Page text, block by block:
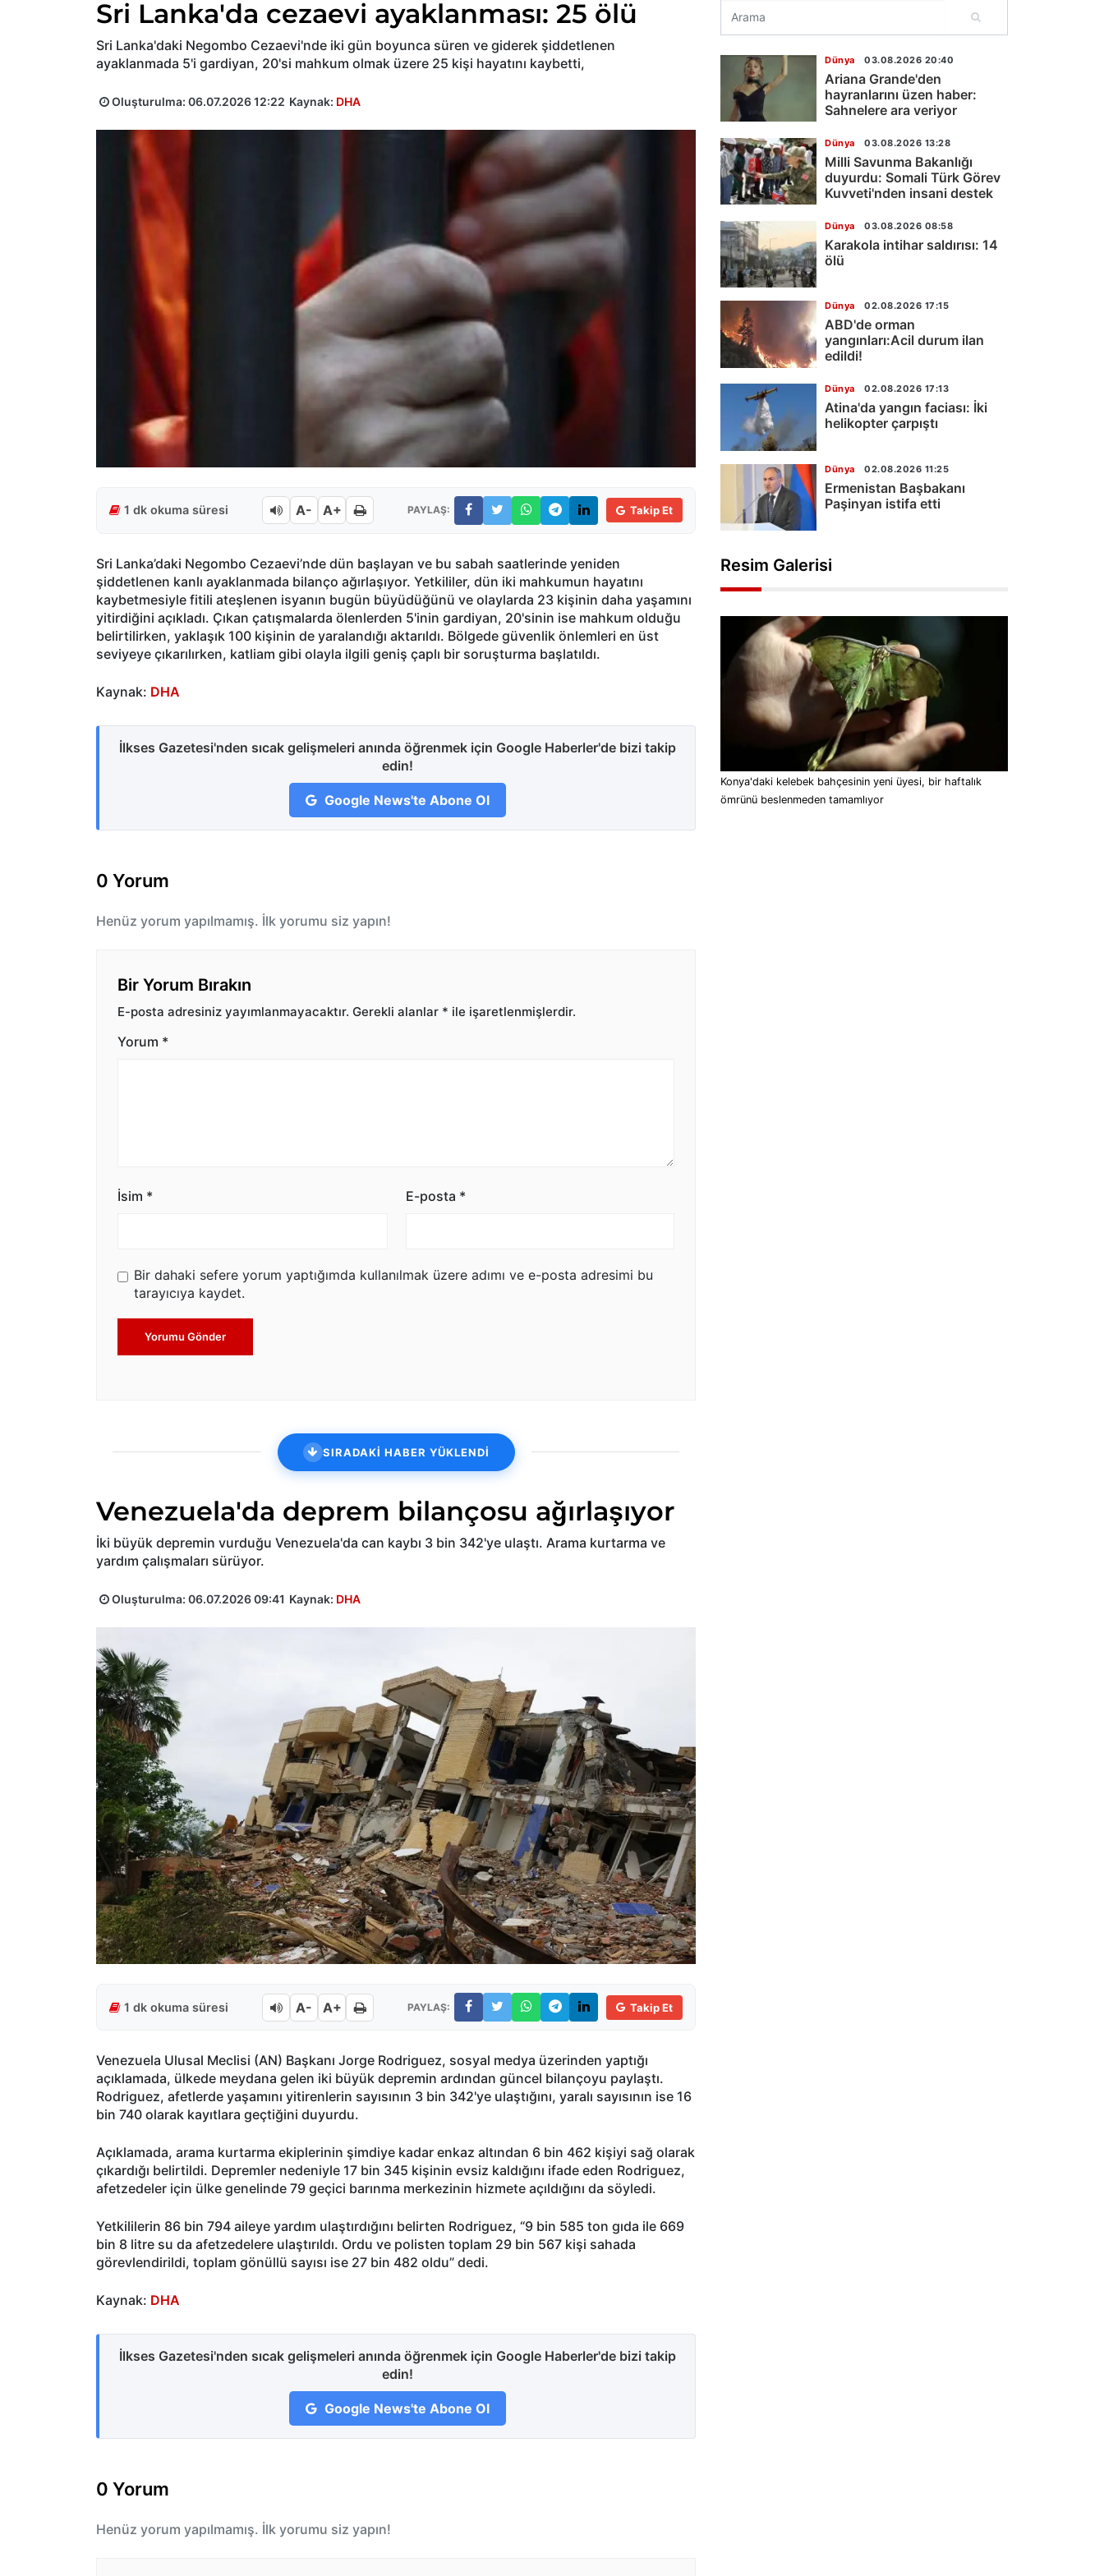
Sri Lanka'da cezaevi ayaklanması: 25 ölü
Sri Lanka'daki Negombo Cezaevi'nde iki gün boyunca süren ve giderek şiddetlenen
ayaklanmada 5'i gardiyan, 20'si mahkum olmak üzere 25 kişi hayatını kaybetti,
Oluşturulma: 06.07.2026 12:22 Kaynak: DHA
1 dk okuma süresi A- A+ PAYLAŞ: Takip Et
Sri Lanka’daki Negombo Cezaevi’nde dün başlayan ve bu sabah saatlerinde yeniden
şiddetlenen kanlı ayaklanmada bilanço ağırlaşıyor. Yetkililer, dün iki mahkumun hayatını
kaybetmesiyle fitili ateşlenen isyanın bugün büyüdüğünü ve olaylarda 23 kişinin daha yaşamını
yitirdiğini açıkladı. Çıkan çatışmalarda ölenlerden 5'inin gardiyan, 20'sinin ise mahkum olduğu
belirtilirken, yaklaşık 100 kişinin de yaralandığı aktarıldı. Bölgede güvenlik önlemleri en üst
seviyeye çıkarılırken, katliam gibi olayla ilgili geniş çaplı bir soruşturma başlatıldı.
Kaynak: DHA
İlkses Gazetesi'nden sıcak gelişmeleri anında öğrenmek için Google Haberler'de bizi takip
edin!
Google News'te Abone Ol
0 Yorum
Henüz yorum yapılmamış. İlk yorumu siz yapın!
Bir Yorum Bırakın
E-posta adresiniz yayımlanmayacaktır. Gerekli alanlar * ile işaretlenmişlerdir.
Yorum *
İsim * E-posta *
Bir dahaki sefere yorum yaptığımda kullanılmak üzere adımı ve e-posta adresimi bu
tarayıcıya kaydet.
Yorumu Gönder
SIRADAKİ HABER YÜKLENDİ
Venezuela'da deprem bilançosu ağırlaşıyor
İki büyük depremin vurduğu Venezuela'da can kaybı 3 bin 342'ye ulaştı. Arama kurtarma ve
yardım çalışmaları sürüyor.
Oluşturulma: 06.07.2026 09:41 Kaynak: DHA
1 dk okuma süresi A- A+ PAYLAŞ: Takip Et
Venezuela Ulusal Meclisi (AN) Başkanı Jorge Rodriguez, sosyal medya üzerinden yaptığı
açıklamada, ülkede meydana gelen iki büyük depremin ardından güncel bilançoyu paylaştı.
Rodriguez, afetlerde yaşamını yitirenlerin sayısının 3 bin 342'ye ulaştığını, yaralı sayısının ise 16
bin 740 olarak kayıtlara geçtiğini duyurdu.
Açıklamada, arama kurtarma ekiplerinin şimdiye kadar enkaz altından 6 bin 462 kişiyi sağ olarak
çıkardığı belirtildi. Depremler nedeniyle 17 bin 345 kişinin evsiz kaldığını ifade eden Rodriguez,
afetzedeler için ülke genelinde 79 geçici barınma merkezinin hizmete açıldığını da söyledi.
Yetkililerin 86 bin 794 aileye yardım ulaştırdığını belirten Rodriguez, “9 bin 585 ton gıda ile 669
bin 8 litre su da afetzedelere ulaştırıldı. Ordu ve polisten toplam 29 bin 567 kişi sahada
görevlendirildi, toplam gönüllü sayısı ise 27 bin 482 oldu” dedi.
Kaynak: DHA
İlkses Gazetesi'nden sıcak gelişmeleri anında öğrenmek için Google Haberler'de bizi takip
edin!
Google News'te Abone Ol
0 Yorum
Henüz yorum yapılmamış. İlk yorumu siz yapın!
Dünya 03.08.2026 20:40
Ariana Grande'den
hayranlarını üzen haber:
Sahnelere ara veriyor
Dünya 03.08.2026 13:28
Milli Savunma Bakanlığı
duyurdu: Somali Türk Görev
Kuvveti'nden insani destek
Dünya 03.08.2026 08:58
Karakola intihar saldırısı: 14
ölü
Dünya 02.08.2026 17:15
ABD'de orman
yangınları:Acil durum ilan
edildi!
Dünya 02.08.2026 17:13
Atina'da yangın faciası: İki
helikopter çarpıştı
Dünya 02.08.2026 11:25
Ermenistan Başbakanı
Paşinyan istifa etti
Resim Galerisi
Konya'daki kelebek bahçesinin yeni üyesi, bir haftalık
ömrünü beslenmeden tamamlıyor